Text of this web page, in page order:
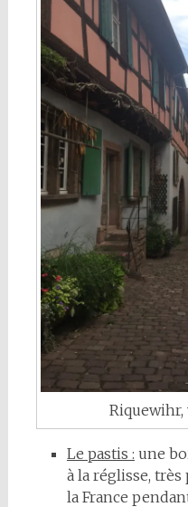
Riquewihr,
Le pastis : une
à la réglisse,
la France